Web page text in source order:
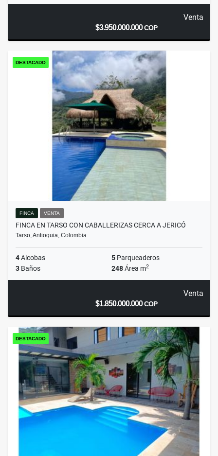
Venta
$3.950.000.000COP
DESTACADO
FINCA VENTA
FINCA EN TARSO CON CABALLERIZAS CERCA A JERICÓ
Tarso, Antioquia, Colombia
4Alcobas 5 Parqueaderos
3 Baños 248Área m2
Venta
$1.850.000.000COP
DESTACADO